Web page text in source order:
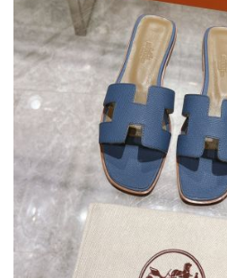
録
管
理
せ
2026人気特集
バッグ
財布
時計
服
ズボン
衣装セット
靴
住まい用品
アクセサリー
ベルト
スカーフ
アイフォーンケ
ース
小物
最